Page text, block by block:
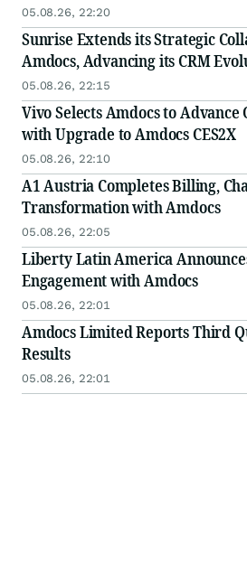
05.08.26, 22:20
Sunrise Extends its Strategic
Amdocs, Advancing its CRM
05.08.26, 22:15
Vivo Selects Amdocs to Advance
with Upgrade to Amdocs CES2X
05.08.26, 22:10
A1 Austria Completes Billing,
Transformation with Amdocs
05.08.26, 22:05
Liberty Latin America
Engagement with Amdocs
05.08.26, 22:01
Amdocs Limited Reports Third
Results
05.08.26, 22:01